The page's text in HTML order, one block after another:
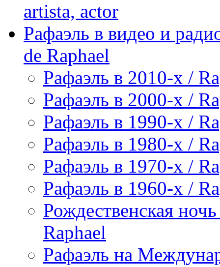
artista, actor
Рафаэль в видео и
de Raphael
Рафаэль в 2010-х /
Рафаэль в 2000-х /
Рафаэль в 1990-х /
Рафаэль в 1980-х /
Рафаэль в 1970-х /
Рафаэль в 1960-х /
Рождественская
Raphael
Рафаэль на